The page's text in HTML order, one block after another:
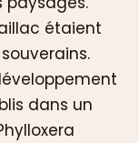
étaient
dans un